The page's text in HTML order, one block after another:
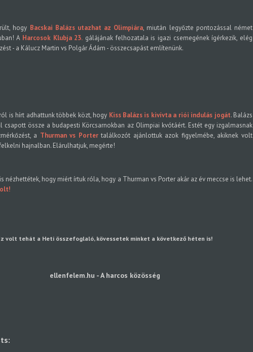
hogy Bacskai Balázs utazhat az Olimpiára, miután legyőzte pontozással német
A Harcosok Klubja 23. gálájának felhozatala is igazi csemegének ígérkezik, elég
- a Kálucz Martin vs Polgár Ádám - összecsapást említenünk.
is hírt adhattunk többek közt, hogy Kiss Balázs is kivívta a riói indulás jogát. Balázs
csapott össze a budapesti Körcsarnokban az Olimpiai kvótáért. Estét egy izgalmasnak
a Thurman vs Portertalálkozót ajánlottuk azok figyelmébe, akiknek volt
hajnalban. Elárulhatjuk, megérte!
nézhettétek, hogy miért írtuk róla, hogy a Thurman vs Porter akár az év meccse is lehet.
volt tehát a Heti összefoglaló, kövessetek minket a következő héten is!
ellenfelem.hu - A harcos közösség